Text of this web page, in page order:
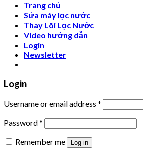
Trang chủ
Sửa máy lọc nước
Thay Lõi Lọc Nước
Video hướng dẫn
Login
Newsletter
Login
Username or email address *
Password*
Remember me
Log in